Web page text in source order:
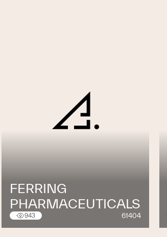
FERRING
PHARMACEUTICALS
943 61404